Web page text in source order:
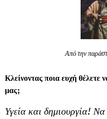
Από την
Κλείνοντας ποια ευχή θέλετε
μας;
Υγεία και δημιουργία!